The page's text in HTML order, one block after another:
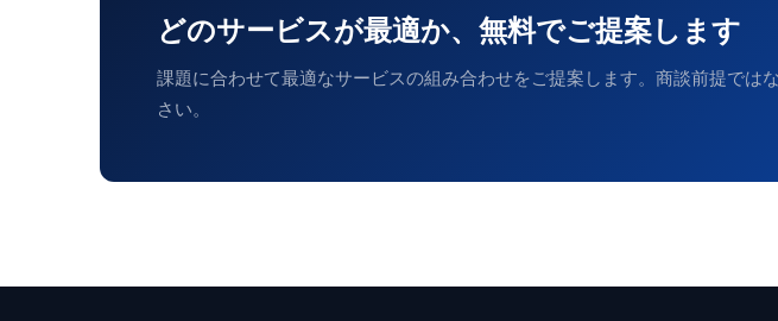
どのサービスが最適か、無料でご提案します
課題に合わせて最適なサービスの組み合わせをご提案します。商談前提では
さい。